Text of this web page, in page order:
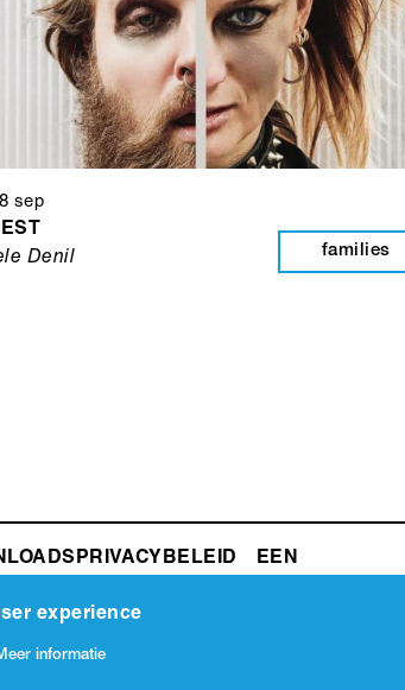
sep
Denil
families
PRIVACYBELEID
experience
informatie